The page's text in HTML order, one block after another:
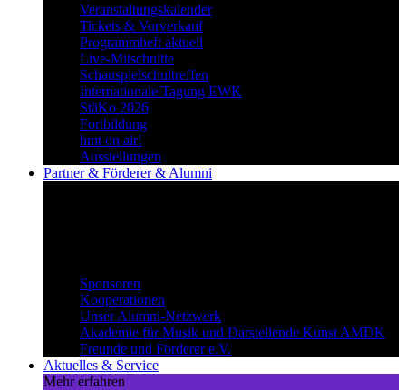
Veranstaltungskalender
Tickets & Vorverkauf
Programmheft aktuell
Live-Mitschnitte
Schauspielschultreffen
Internationale Tagung EWK
StäKo 2026
Fortbildung
hmt on air!
Ausstellungen
Partner & Förderer & Alumni
Sponsoren
Kooperationen
Unser Alumni-Netzwerk
Akademie für Musik und Darstellende Kunst AMDK
Freunde und Förderer e.V.
Aktuelles & Service
Mehr erfahren